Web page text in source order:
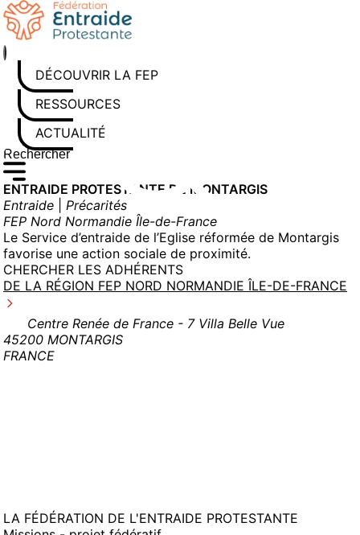
Aller
au
contenu
DÉCOUVRIR LA FEP
RESSOURCES
ACTUALITÉS
Rechercher sur le site
Saisissez au moins 3 caractères pour lancer la recherche
ENTRAIDE PROTESTANTE DE MONTARGIS
Entraide
Précarités
FEP Nord Normandie Île-de-France
Le Service d’entraide de l’Eglise réformée de Montargis
favorise une action sociale de proximité.
CHERCHER LES ADHÉRENTS
DE LA RÉGION FEP NORD NORMANDIE ÎLE-DE-FRANCE
Centre Renée de France - 7 Villa Belle Vue
45200 MONTARGIS
FRANCE
LA FÉDÉRATION DE L'ENTRAIDE PROTESTANTE